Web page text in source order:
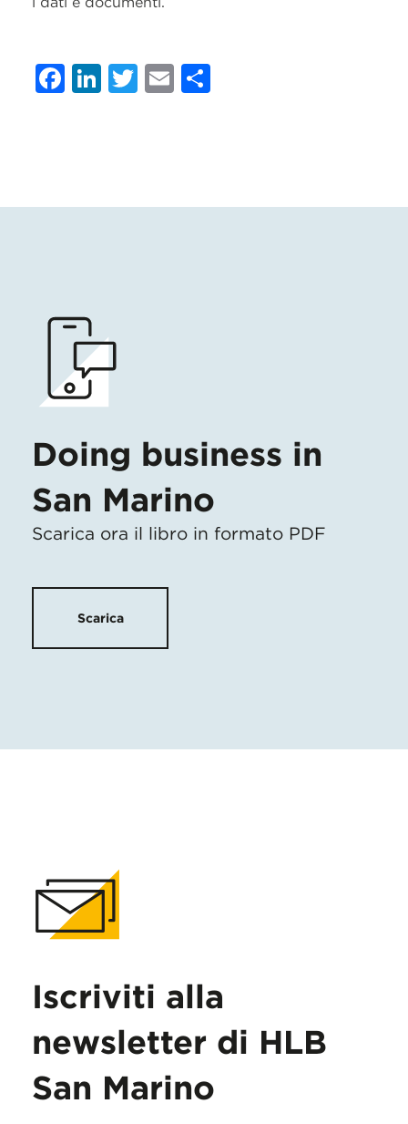
Facebook
LinkedIn
Twitter
Email
Doing business in
San Marino
Scarica ora il libro in formato PDF
Scarica
Iscriviti alla
newsletter di HLB
San Marino